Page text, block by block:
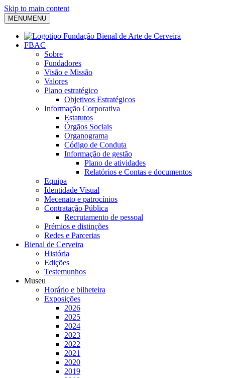
Skip to main content
MENUMENU
FBAC
Sobre
Fundadores
Visão e Missão
Valores
Plano estratégico
Objetivos Estratégicos
Informação Corporativa
Estatutos
Órgãos Sociais
Organograma
Código de Conduta
Informação de gestão
Plano de atividades
Relatórios e Contas e documentos
Equipa
Identidade Visual
Mecenato e patrocínios
Contratação Pública
Recrutamento de pessoal
Prémios e distinções
Redes e Parcerias
Bienal de Cerveira
História
Edições
Testemunhos
Museu
Horário e bilheteira
Exposições
2026
2025
2024
2023
2022
2021
2020
2019